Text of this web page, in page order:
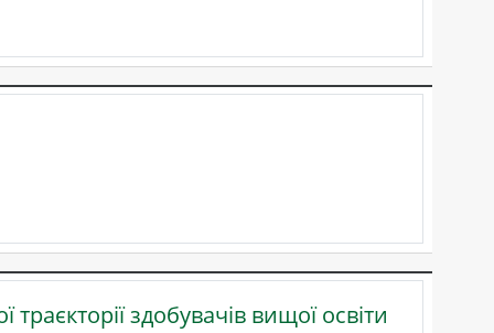
здобувачів вищої освіти